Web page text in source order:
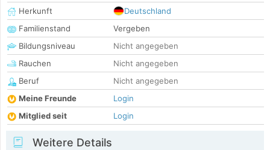
Herkunft
Deutschland
Familienstand
Vergeben
Bildungsniveau
Nicht angegeben
Rauchen
Nicht angegeben
Beruf
Nicht angegeben
Meine Freunde
Login
Mitglied seit
Login
Weitere Details